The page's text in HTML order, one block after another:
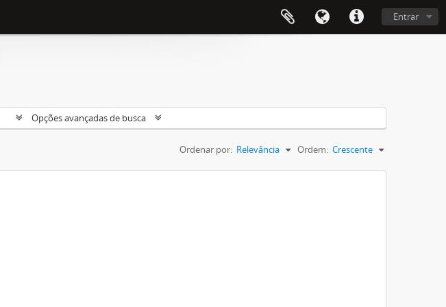
Entrar
Opções avançadas de busca
Ordenar por: Relevância Ordem: Crescente